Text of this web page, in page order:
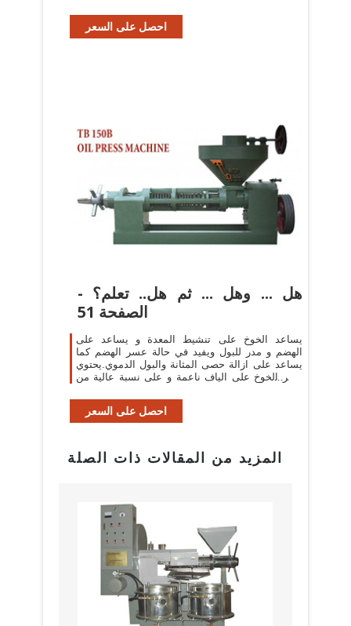
احصل على السعر
هل ... وهل ... ثم هل.. تعلم؟ -
الصفحة 51
يساعد الخوخ على تنشيط المعدة و يساعد على
الهضم و مدر للبول ويفيد في حالة عسر الهضم كما
يساعد على ازالة حصى المثانة والبول الدموي.يحتوي
قشر الخوخ على الياف ناعمة و على نسبة عالية من
احصل على السعر
المزيد من المقالات ذات الصلة